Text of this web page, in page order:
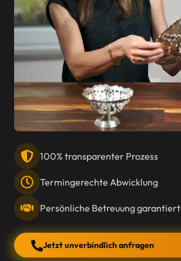
100% transparenter Prozess
Termingerechte Abwicklung
Persönliche Betreuung garantiert
Jetzt unverbindlich anfragen